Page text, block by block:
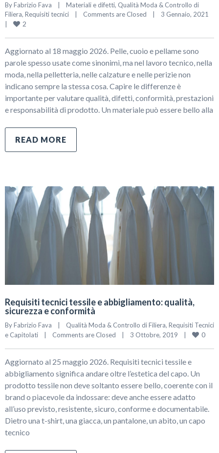
By Fabrizio Fava Materiali e difetti, Qualità Moda & Controllo di
Filiera, Requisiti tecnici Comments are Closed
2
Aggiornato al 18 maggio 2026. Pelle, cuoio e pellame sono
parole spesso usate come sinonimi, ma nel lavoro tecnico, nella
moda, nella pelletteria, nelle calzature e nelle perizie non
indicano sempre la stessa cosa. Capire le differenze è
importante per valutare qualità, difetti, conformità, prestazioni
e responsabilità di prodotto. Un materiale può essere bello alla
READ MORE
Requisiti tecnici tessile e abbigliamento: qualità,
sicurezza e conformità
By Fabrizio Fava Qualità Moda & Controllo di Filiera, Requisiti Tecnici
e Capitolati
Comments are Closed 3 Ottobre, 2019 0
Aggiornato al 25 maggio 2026. Requisiti tecnici tessile e
abbigliamento significa andare oltre l’estetica del capo. Un
prodotto tessile non deve soltanto essere bello, coerente con il
brand o piacevole da indossare: deve anche essere adatto
all’uso previsto, resistente, sicuro, conforme e documentabile.
Dietro una t-shirt, una giacca, un pantalone, un abito, un capo
tecnico